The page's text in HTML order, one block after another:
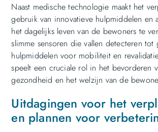
Naast medische technologie maakt het
gebruik van innovatieve hulpmiddelen en
het dagelijks leven van de bewoners te
slimme sensoren die vallen detecteren tot
hulpmiddelen voor mobiliteit en
speelt een cruciale rol in het bevorderen
gezondheid en het welzijn van de
Uitdagingen voor het
en plannen voor